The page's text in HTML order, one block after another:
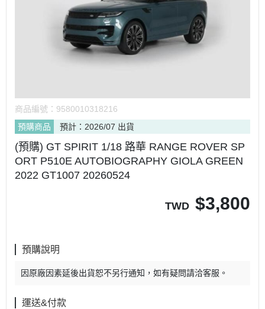
商品編號： 9580010318216
預購商品
預計：2026/07 出貨
(預購) GT SPIRIT 1/18 路華 RANGE ROVER SP
ORT P510E AUTOBIOGRAPHY GIOLA GREEN
2022 GT1007 20260524
TWD $3,800
預購說明
因原廠因素延後出貨恕不另行通知，如有疑問請洽客服。
運送&付款